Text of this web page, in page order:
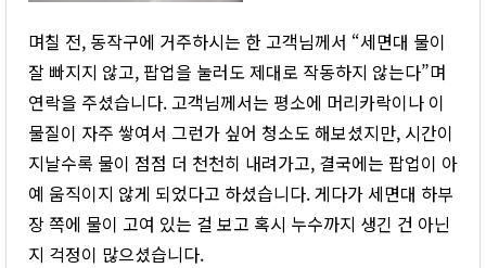
며칠 전, 동작구에 거주하시는 한 고객님께서 “세면대 물이
잘 빠지지 않고, 팝업을 눌러도 제대로 작동하지 않는다”며
연락을 주셨습니다. 고객님께서는 평소에 머리카락이나 이
물질이 자주 쌓여서 그런가 싶어 청소도 해보셨지만, 시간이
지날수록 물이 점점 더 천천히 내려가고, 결국에는 팝업이 아
예 움직이지 않게 되었다고 하셨습니다. 게다가 세면대 하부
장 쪽에 물이 고여 있는 걸 보고 혹시 누수까지 생긴 건 아닌
지 걱정이 많으셨습니다.